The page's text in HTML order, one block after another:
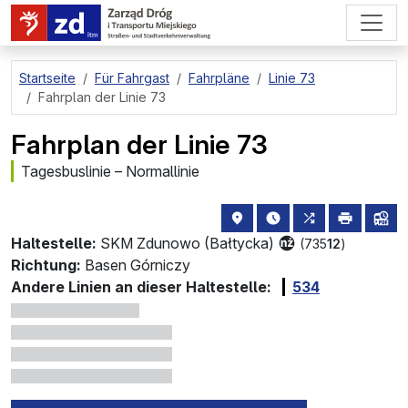
zum Hauptinhalt springen
Startseite Für Fahrgast Fahrpläne
Linie 73
Fahrplan der Linie 73
Fahrplan der Linie 73
Tagesbuslinie – Normallinie
Haltestelle: SKM Zdunowo (Bałtycka) (73512)
Haltestellenstandort auf
die nächsten
alle Linien,
drucken
Richtung: Basen Górniczy
Andere Linien an dieser Haltestelle:
534